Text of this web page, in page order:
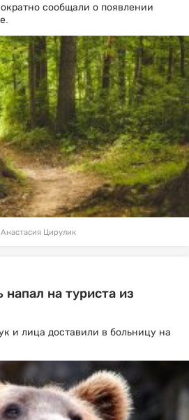
сообщали о появлении
Анастасия Цирулик
на туриста из
и лица доставили в больницу на